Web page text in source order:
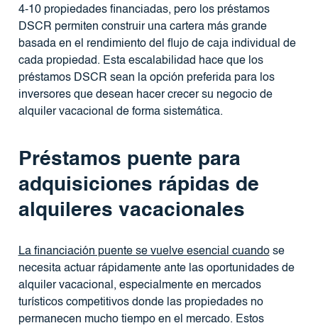
4-10 propiedades financiadas, pero los préstamos
DSCR permiten construir una cartera más grande
basada en el rendimiento del flujo de caja individual de
cada propiedad. Esta escalabilidad hace que los
préstamos DSCR sean la opción preferida para los
inversores que desean hacer crecer su negocio de
alquiler vacacional de forma sistemática.
Préstamos puente para
adquisiciones rápidas de
alquileres vacacionales
La financiación puente se vuelve esencial cuandose
necesita actuar rápidamente ante las oportunidades de
alquiler vacacional, especialmente en mercados
turísticos competitivos donde las propiedades no
permanecen mucho tiempo en el mercado. Estos